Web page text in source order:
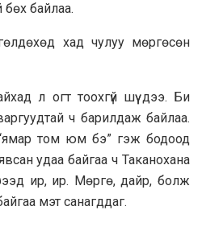
бөх байлаа.
хад чулуу мөргөсөн
л огт тоохгүй шүү дээ. Би
ч барилдаж байлаа.
том юм бэ” гэж бодоод
удаа байгаа ч Таканохана
ир, ир. Мөргө, дайр, болж
мэт санагддаг.